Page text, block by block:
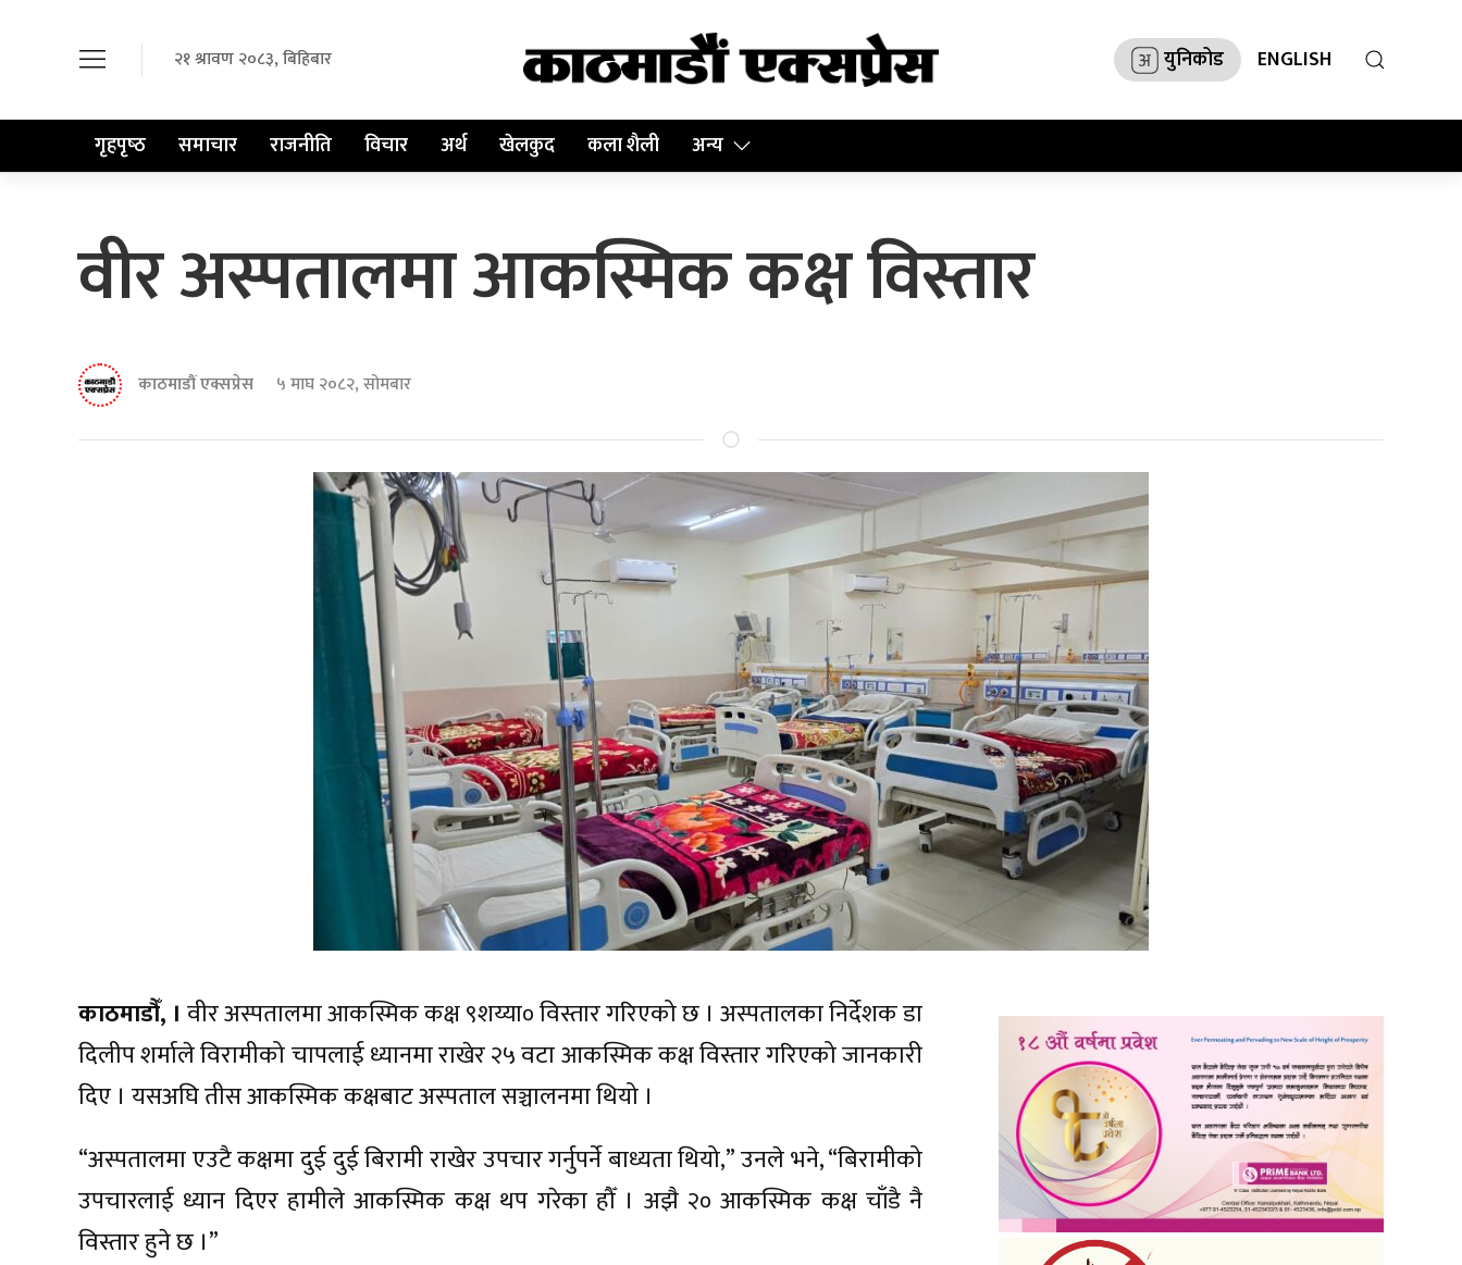
२१ श्रावण २०८३, बिहिबार युनिकोड ENGLISH
गृहपृष्‍ठ समाचार राजनीति विचार अर्थ खेलकुद कला शैली अन्य
वीर अस्पतालमा आकस्मिक कक्ष विस्तार
काठमाडौं एक्सप्रेस ५ माघ २०८२, सोमबार
काठमाडौँ, । वीर अस्पतालमा आकस्मिक कक्ष ९शय्या० विस्तार गरिएको छ । अस्पतालका निर्देशक डा
दिलीप शर्माले विरामीको चापलाई ध्यानमा राखेर २५ वटा आकस्मिक कक्ष विस्तार गरिएको जानकारी
दिए । यसअघि तीस आकस्मिक कक्षबाट अस्पताल सञ्चालनमा थियो ।
“अस्पतालमा एउटै कक्षमा दुई दुई बिरामी राखेर उपचार गर्नुपर्ने बाध्यता थियो,” उनले भने, “बिरामीको
उपचारलाई ध्यान दिएर हामीले आकस्मिक कक्ष थप गरेका हौँ । अझै २० आकस्मिक कक्ष चाँडै नै
विस्तार हुने छ ।”